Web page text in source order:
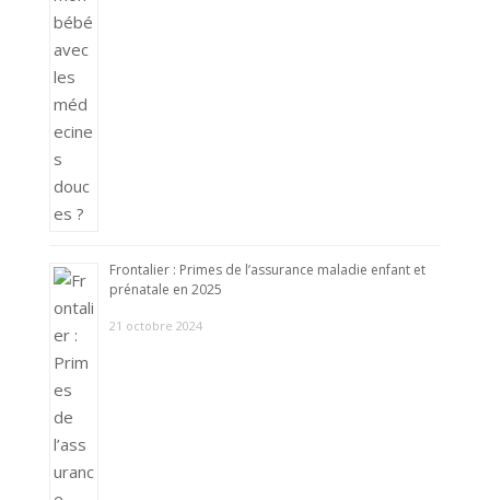
Frontalier : Primes de l’assurance maladie enfant et
prénatale en 2025
21 octobre 2024